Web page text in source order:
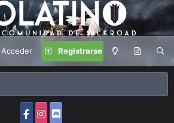
Acceder Registrarse